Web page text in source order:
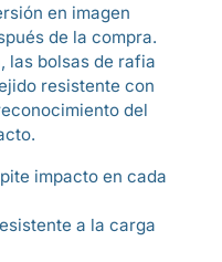
en imagen
de la compra.
las bolsas de rafia
resistente con
del
impacto en cada
a la carga